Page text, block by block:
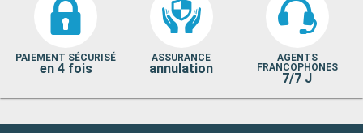
PAIEMENT SÉCURISÉ
en 4 fois
ASSURANCE
annulation
AGENTS
FRANCOPHONES
7/7 J